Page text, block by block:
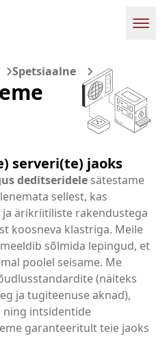
Spetsiaalne
serveri(te) jaoks
deditseridele sätestame
sellest, kas
ärikriitiliste rakendustega
koosneva klastriga. Meile
sõlmida lepingud, et
poolel seisame. Me
(näiteks
ja tugiteenuse aknad),
ning intsidentide
garanteeritult teie jaoks